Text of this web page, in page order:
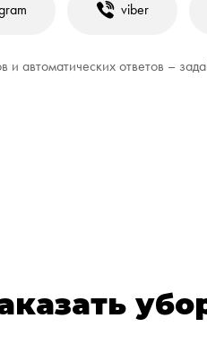
viber
и автоматических ответов –